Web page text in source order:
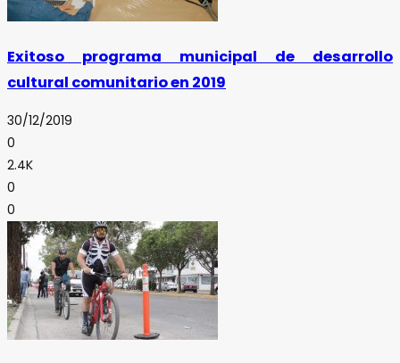
Exitoso programa municipal de desarrollo
cultural comunitario en 2019
30/12/2019
0
2.4K
0
0